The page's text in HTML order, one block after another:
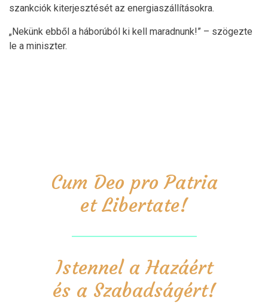
szankciók kiterjesztését az energiaszállításokra.
„Nekünk ebből a háborúból ki kell maradnunk!” – szögezte
le a miniszter.
Cum Deo pro Patria
et Libertate!
Istennel a Hazáért
és a Szabadságért!